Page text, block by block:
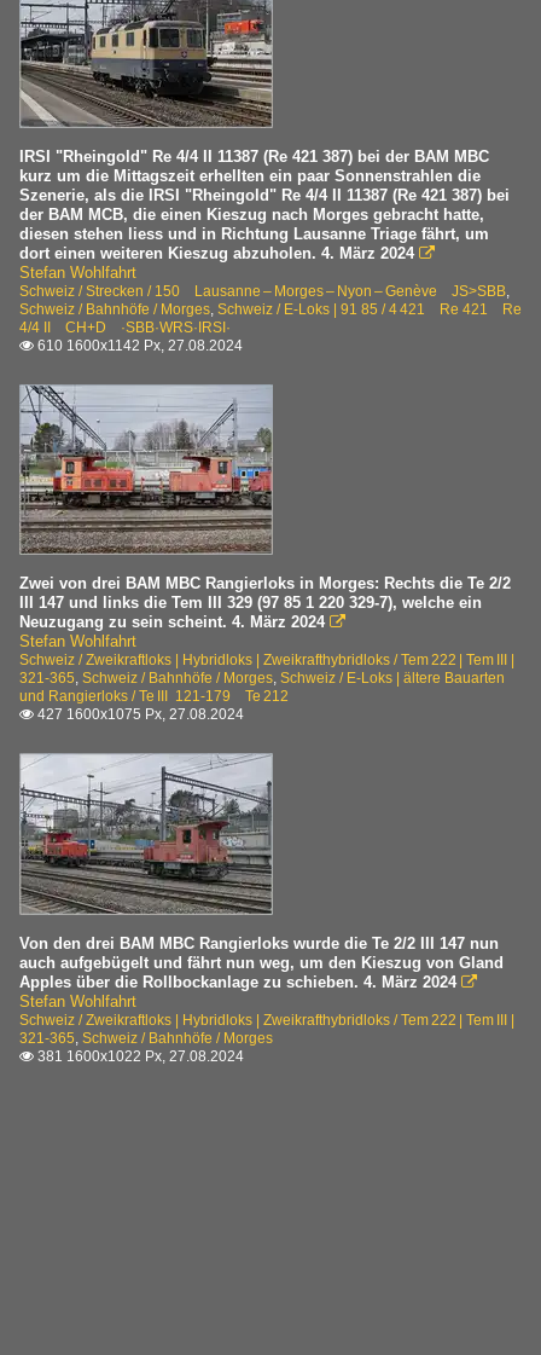
IRSI "Rheingold" Re 4/4 II 11387 (Re 421 387) bei der BAM MBC
kurz um die Mittagszeit erhellten ein paar Sonnenstrahlen die
Szenerie, als die IRSI "Rheingold" Re 4/4 II 11387 (Re 421 387) bei
der BAM MCB, die einen Kieszug nach Morges gebracht hatte,
diesen stehen liess und in Richtung Lausanne Triage fährt, um
dort einen weiteren Kieszug abzuholen. 4. März 2024 
Stefan Wohlfahrt
Schweiz / Strecken / 150 Lausanne – Morges – Nyon – Genève JS>SBB,
Schweiz / Bahnhöfe / Morges, Schweiz / E-Loks | 91 85 / 4 421 Re 421 Re
4/4 II CH+D ·SBB·WRS·IRSI·
 610 1600x1142 Px, 27.08.2024
Zwei von drei BAM MBC Rangierloks in Morges: Rechts die Te 2/2
III 147 und links die Tem III 329 (97 85 1 220 329-7), welche ein
Neuzugang zu sein scheint. 4. März 2024 
Stefan Wohlfahrt
Schweiz / Zweikraftloks | Hybridloks | Zweikrafthybridloks / Tem 222 | Tem III |
321-365, Schweiz / Bahnhöfe / Morges, Schweiz / E-Loks | ältere Bauarten
und Rangierloks / Te III 121-179 Te 212
 427 1600x1075 Px, 27.08.2024
Von den drei BAM MBC Rangierloks wurde die Te 2/2 III 147 nun
auch aufgebügelt und fährt nun weg, um den Kieszug von Gland
Apples über die Rollbockanlage zu schieben. 4. März 2024 
Stefan Wohlfahrt
Schweiz / Zweikraftloks | Hybridloks | Zweikrafthybridloks / Tem 222 | Tem III |
321-365, Schweiz / Bahnhöfe / Morges
 381 1600x1022 Px, 27.08.2024